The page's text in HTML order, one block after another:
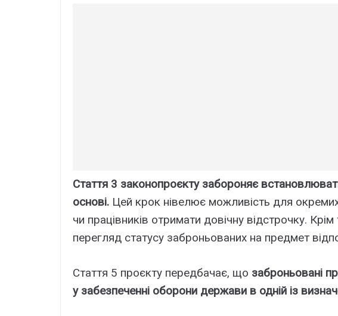
Стаття 3 законопроєкту забороняє
основі. Цей крок нівелює можливість для
чи працівників отримати довічну відстрочку.
перегляд статусу заброньованих на предмет
Стаття 5 проєкту передбачає, що заброньовані
у забезпеченні оборони держави в одній із